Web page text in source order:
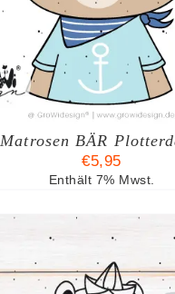
Matrosen BÄR
€5,95
Enthält 7% Mwst.